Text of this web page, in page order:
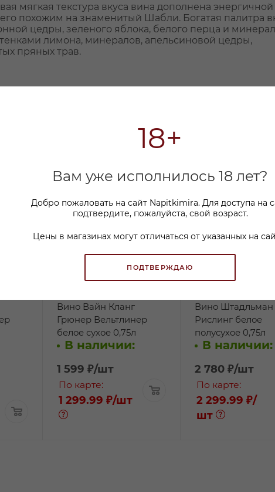
18+
Вам уже исполнилось 18 лет?
Добро пожаловать на сайт Napitkimira. Для доступа на
подтвердите, пожалуйста, свой возраст.
Цены в магазинах могут отличаться от указанных на
ПОДТВЕРЖДАЮ
мягкая текстура вкуса вина дополнена энергичной
похожим на знаменитый Шабли. Богатая палитра
цедры, зеленого яблока, белого перца и
лимона, минералов, апельсиновой цедры,
пряных трав.
Вино Вайн Кланг
Грюнер Вельтлинер
белое сухое 0,75л
В наличии:
1 599 ₽/шт
По карте:
1 299.99 ₽/шт
Вино Штадльман
Рислинг белое
полусухое 0,75л
В наличии:
2 780 ₽/шт
По карте:
2 299.99 ₽/
шт